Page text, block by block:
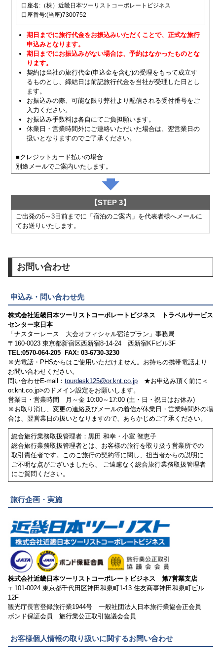
口座名:（株）近畿日本ツーリストコーポレートビジネス
口座番号:(当座)7300752
期日までに旅行代金をお振込みいただくことで、正式な旅行
申込みとなります。
期日までにお振込みがない場合は、予約はなかったものとな
ります。
契約は当社の旅行代金(申込金を含む)の受理をもって成立す
るものとし、締結日は前記旅行代金を当社が受理した日とし
ます。
お振込みの際、可能な限り弊社より配信される受付番号をご
入力ください。
お振込み手数料は各自にてご負担願います。
休業日・営業時間外にご連絡いただいた場合は、翌営業日の
扱いとなりますのでご了承ください。
■クレジットカード払いの場合
別途メールでご案内いたします。
【STEP 3】
ご出発の5～3日前までに「宿泊のご案内」を代表者様へメールに
てお送りいたします。
お問い合わせ
申込み・問い合わせ先
株式会社近畿日本ツーリストコーポレートビジネス トラベルサービス
センター東日本
「ナスターレース 大会オフィシャル宿泊プラン」事務局
〒160-0023 東京都新宿区西新宿8-14-24 西新宿KFビル3F
TEL:0570-064-205 FAX: 03-6730-3230
※光電話・PHSからはご使用いただけません。お持ちの携帯電話より
お問い合わせください。
問い合わせE-mail： tourdesk125@or.knt.co.jp★お申込み頂く前に＜
or.knt.co.jp>のドメイン設定をお願いします。
営業日・営業時間 月～金 10:00～17:00 (土・日・祝日はお休み)
※お取り消し、変更の連絡及びメールの着信が休業日・営業時間外の場
合は、翌営業日の扱いとなりますので、あらかじめご了承ください。
総合旅行業務取扱管理者：黒田 和幸・小室 智恵子
総合旅行業務取扱管理者とは、お客様の旅行を取り扱う営業所での
取引責任者です。このご旅行の契約等に関し、担当者からの説明に
ご不明な点がございましたら、 ご遠慮なく総合旅行業務取扱管理者
にご質問ください。
旅行企画・実施
株式会社近畿日本ツーリストコーポレートビジネス 第7営業支店
〒101-0024 東京都千代田区神田和泉町1-13 住友商事神田和泉町ビル
12F
観光庁長官登録旅行業1944号 一般社団法人日本旅行業協会正会員
ボンド保証会員 旅行業公正取引協議会会員
お客様個人情報の取り扱いに関するお問い合わせ